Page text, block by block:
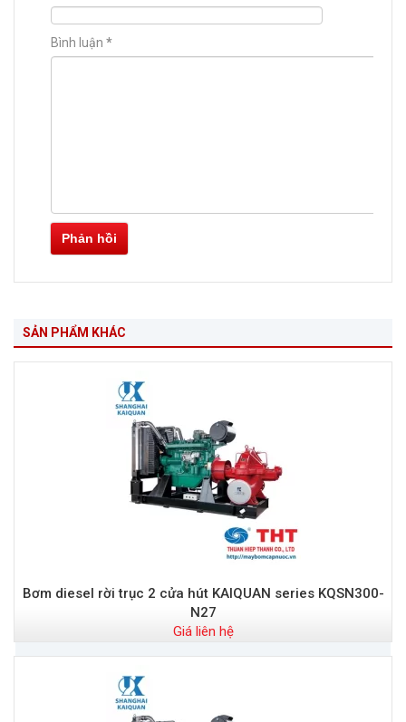
Bình luận *
Phản hồi
SẢN PHẨM KHÁC
Bơm diesel rời trục 2 cửa hút KAIQUAN series KQSN300-
N27
Giá liên hệ